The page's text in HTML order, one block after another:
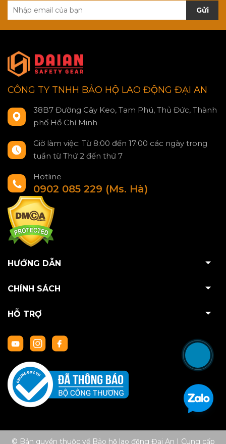
Gửi
CÔNG TY TNHH BẢO HỘ LAO ĐỘNG ĐẠI AN
38B7 Đường Cây Keo, Tam Phú, Thủ Đức, Thành
phố Hồ Chí Minh
Giờ làm việc: Từ 8:00 đến 17:00 các ngày trong
tuần từ Thứ 2 đến thứ 7
Hotline
0902 085 229 (Ms. Hà)
HƯỚNG DẪN
CHÍNH SÁCH
HỖ TRỢ
© Bản quyền thuộc về Bảo hộ lao động Đại An | Cung cấp